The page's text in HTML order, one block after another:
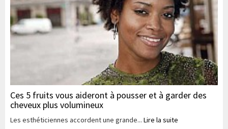
Ces 5 fruits vous aideront à pousser et à garder des
cheveux plus volumineux
Les esthéticiennes accordent une grande... Lire la suite